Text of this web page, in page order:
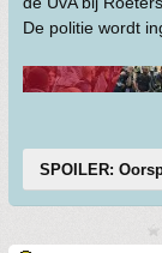
De politie wordt
SPOILER: